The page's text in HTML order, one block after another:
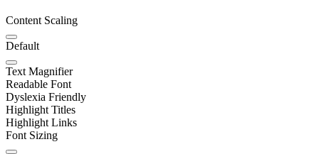
Content Scaling
Default
Text Magnifier
Readable Font
Dyslexia Friendly
Highlight Titles
Highlight Links
Font Sizing